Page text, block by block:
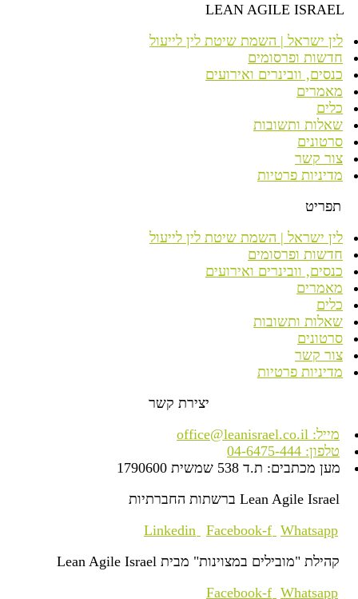
LEAN AGILE ISRAEL
לין ישראל | השמת שיטת לין לייעול
חדשות ופרסומים
כנסים, וובינרים ואירועים
מאמרים
כלים
שאלות ותשובות
סרטונים
צור קשר
מדיניות פרטיות
תפריט
לין ישראל | השמת שיטת לין לייעול
חדשות ופרסומים
כנסים, וובינרים ואירועים
מאמרים
כלים
שאלות ותשובות
סרטונים
צור קשר
מדיניות פרטיות
יצירת קשר
מייל: office@leanisrael.co.il
טלפון: 04-6475-444
מען מכתבים: ת.ד 538 שמשית 1790600
Lean Agile Israel ברשתות החברתיות
Linkedin
Facebook-f Whatsapp
קהילת "מובילים במצוינות" מבית Lean Agile Israel
Facebook-f Whatsapp